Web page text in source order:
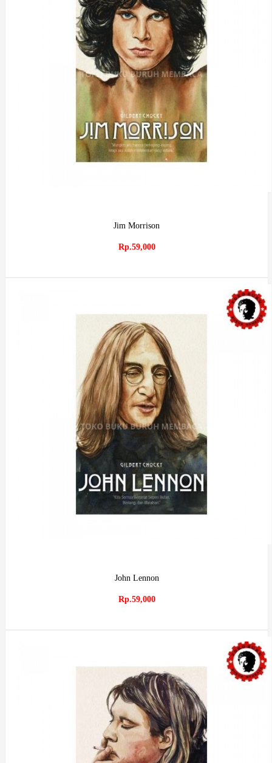
Jim Morrison
Rp.59,000
John Lennon
Rp.59,000